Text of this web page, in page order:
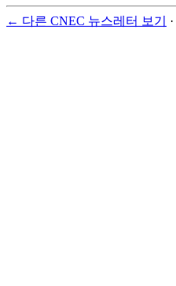
← 다른 CNEC 뉴스레터 보기 ·